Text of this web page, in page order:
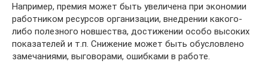
Например, премия может быть увеличена при экономии
работником ресурсов организации, внедрении какого-
либо полезного новшества, достижении особо высоких
показателей и т.п. Снижение может быть обусловлено
замечаниями, выговорами, ошибками в работе.